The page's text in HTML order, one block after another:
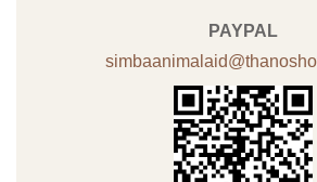
PAYPAL